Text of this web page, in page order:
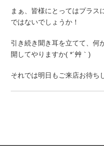
まぁ、皆様にとってはプラス
ではないでしょうか！
引き続き聞き耳を立てて、何
開してやりますか( *´艸｀)
それでは明日もご来店お待ち